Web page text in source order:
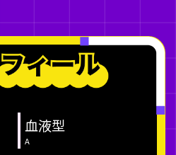
血液型
A